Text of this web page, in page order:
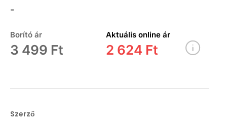
-
Borító ár
3 499 Ft
Aktuális online ár
2 624 Ft
Szerző